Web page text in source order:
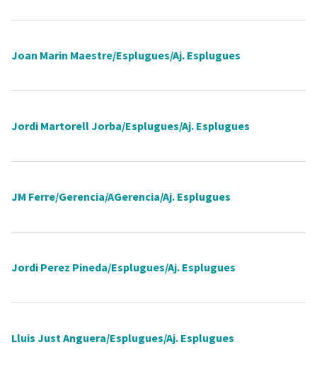
Joan Marin Maestre/Esplugues/Aj. Esplugues
Jordi Martorell Jorba/Esplugues/Aj. Esplugues
JM Ferre/Gerencia/AGerencia/Aj. Esplugues
Jordi Perez Pineda/Esplugues/Aj. Esplugues
Lluis Just Anguera/Esplugues/Aj. Esplugues